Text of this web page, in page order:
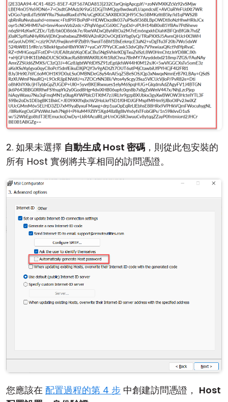
2. 如果未選擇 自動生成 Host 密碼 ，則從此包安裝的
所有 Host 實例將共享相同的訪問憑證。
您應該在 配置過程的第 4 步 中創建訪問憑證， Host